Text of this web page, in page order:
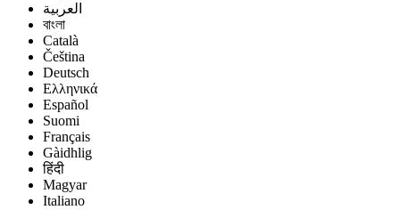
العربية
বাংলা
Català
Čeština
Deutsch
Ελληνικά
Español
Suomi
Français
Gàidhlig
हिंदी
Magyar
Italiano